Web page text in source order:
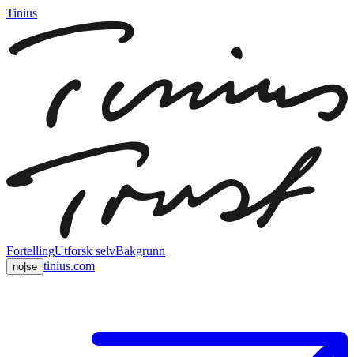
Tinius
FortellingUtforsk selvBakgrunn
no|se tinius.com